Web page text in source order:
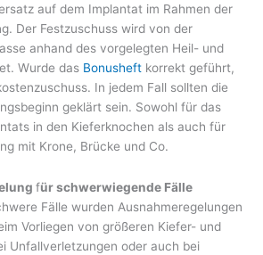
auf dem Implantat im Rahmen der
Der Festzuschuss wird von der
anhand des vorgelegten Heil- und
Wurde das Bonusheft korrekt geführt,
In jedem Fall sollten die
geklärt sein. Sowohl für das
in den Kieferknochen als auch für
mit Krone, Brücke und Co.
für schwerwiegende Fälle
Fälle wurden Ausnahmeregelungen
Vorliegen von größeren Kiefer- und
Unfallverletzungen oder auch bei